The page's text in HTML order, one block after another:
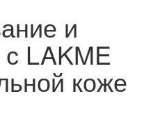
и
LAKME
коже